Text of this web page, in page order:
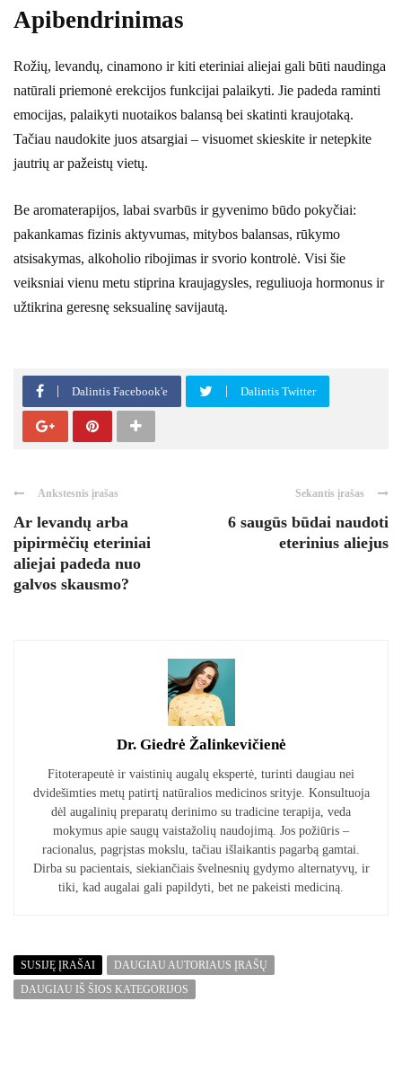
Apibendrinimas
Rožių, levandų, cinamono ir kiti eteriniai aliejai gali būti naudinga
natūrali priemonė erekcijos funkcijai palaikyti. Jie padeda raminti
emocijas, palaikyti nuotaikos balansą bei skatinti kraujotaką.
Tačiau naudokite juos atsargiai – visuomet skieskite ir netepkite
jautrių ar pažeistų vietų.
Be aromaterapijos, labai svarbūs ir gyvenimo būdo pokyčiai:
pakankamas fizinis aktyvumas, mitybos balansas, rūkymo
atsisakymas, alkoholio ribojimas ir svorio kontrolė. Visi šie
veiksniai vienu metu stiprina kraujagysles, reguliuoja hormonus ir
užtikrina geresnę seksualinę savijautą.
Dalintis Facebook'e Dalintis Twitter
Ankstesnis įrašas
Ar levandų arba
pipirmėčių eteriniai
aliejai padeda nuo
galvos skausmo?
Sekantis įrašas
6 saugūs būdai naudoti
eterinius aliejus
Dr. Giedrė Žalinkevičienė
Fitoterapeutė ir vaistinių augalų ekspertė, turinti daugiau nei
dvidešimties metų patirtį natūralios medicinos srityje. Konsultuoja
dėl augalinių preparatų derinimo su tradicine terapija, veda
mokymus apie saugų vaistažolių naudojimą. Jos požiūris –
racionalus, pagrįstas mokslu, tačiau išlaikantis pagarbą gamtai.
Dirba su pacientais, siekiančiais švelnesnių gydymo alternatyvų, ir
tiki, kad augalai gali papildyti, bet ne pakeisti mediciną.
SUSIJĘ ĮRAŠAI
DAUGIAU AUTORIAUS ĮRAŠŲ
DAUGIAU IŠ ŠIOS KATEGORIJOS